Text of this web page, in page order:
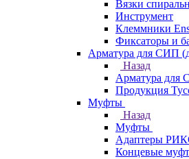
Вязки
Инструмент
Клеммники
Фиксаторы и
Арматура для СИП
Назад
Арматура для
Продукция
Муфты
Назад
Муфты
Адаптеры
Концевые